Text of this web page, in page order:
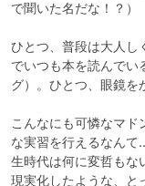
で聞いた名だな！？）
ひとつ、普段は大人し
でいつも本を読んでい
グ）。ひとつ、眼鏡を
こんなにも可憐なマ
な実習を行えるなん
生時代は何に変哲もな
現実化したような、と